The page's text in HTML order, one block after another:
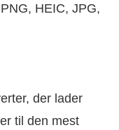
HEIC, JPG,
der lader
til den mest